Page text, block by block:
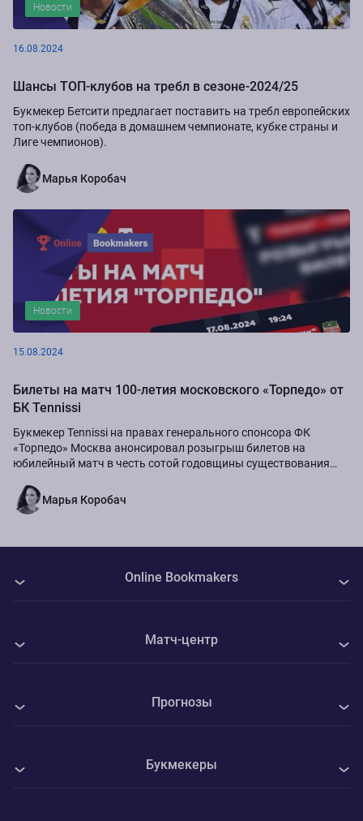
Новости
16.08.2024
Шансы ТОП-клубов на требл в сезоне-2024/25
Букмекер Бетсити предлагает поставить на требл европейских
топ-клубов (победа в домашнем чемпионате, кубке страны и
Лиге чемпионов).
Марья Коробач
Новости
15.08.2024
Билеты на матч 100-летия московского «Торпедо» от
БК Tennissi
Букмекер Tennissi на правах генерального спонсора ФК
«Торпедо» Москва анонсировал розыгрыш билетов на
юбилейный матч в честь сотой годовщины существования
Марья Коробач
Букмекеры
Прогнозы
Матч-центр
Виченца - Катания
Online Bookmakers
Контакты
Конфиденциальность